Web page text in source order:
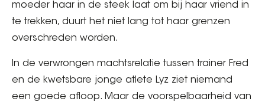
moeder haar in de steek laat om bij haar vriend in
te trekken, duurt het niet lang tot haar grenzen
overschreden worden.
In de verwrongen machtsrelatie tussen trainer Fred
en de kwetsbare jonge atlete Lyz ziet niemand
een goede afloop. Maar de voorspelbaarheid van